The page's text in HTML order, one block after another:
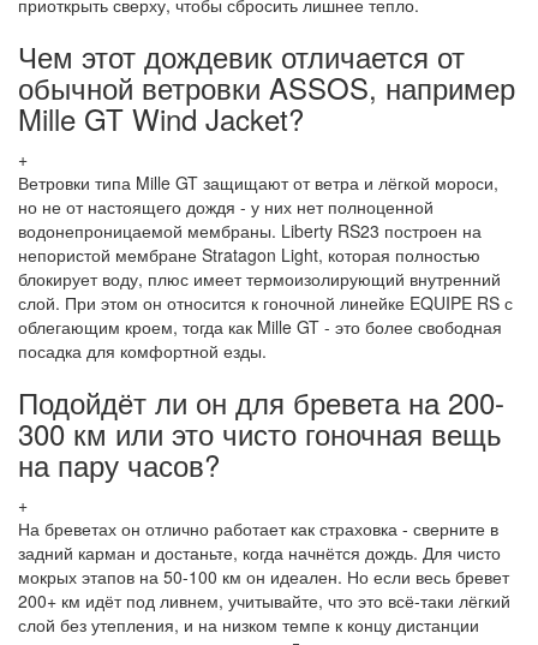
Чем этот дождевик отличается от
обычной ветровки ASSOS, например
Mille GT Wind Jacket?
+
Ветровки типа Mille GT защищают от ветра и лёгкой мороси,
но не от настоящего дождя - у них нет полноценной
водонепроницаемой мембраны. Liberty RS23 построен на
непористой мембране Stratagon Light, которая полностью
блокирует воду, плюс имеет термоизолирующий внутренний
слой. При этом он относится к гоночной линейке EQUIPE RS с
облегающим кроем, тогда как Mille GT - это более свободная
посадка для комфортной езды.
Подойдёт ли он для бревета на 200-
300 км или это чисто гоночная вещь
на пару часов?
+
На бреветах он отлично работает как страховка - сверните в
задний карман и достаньте, когда начнётся дождь. Для чисто
мокрых этапов на 50-100 км он идеален. Но если весь бревет
200+ км идёт под ливнем, учитывайте, что это всё-таки лёгкий
слой без утепления, и на низком темпе к концу дистанции